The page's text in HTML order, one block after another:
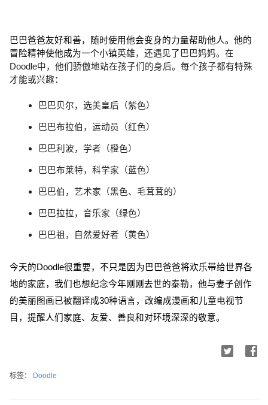
巴巴爸爸友好和善，随时使用他会变身的力量帮助他人。他的
冒险精神使他成为一个小镇英雄，还遇见了巴巴妈妈。在
Doodle中，他们骄傲地站在孩子们的身后。每个孩子都有特殊
才能或兴趣：
巴巴贝尔，选美皇后（紫色）
巴巴布拉伯，运动员（红色）
巴巴利波，学者（橙色）
巴巴布莱特，科学家（蓝色）
巴巴伯，艺术家（黑色、毛茸茸的）
巴巴拉拉，音乐家（绿色）
巴巴祖，自然爱好者（黄色）
今天的Doodle很重要，不只是因为巴巴爸爸将欢乐带给世界各
地的家庭，我们也想纪念今年刚刚去世的泰勒，他与妻子创作
的美丽图画已被翻译成30种语言，​​改编成漫画和儿童电视节
目，提醒人们家庭、友爱、善良和对环境深深的敬意。
标签： Doodle